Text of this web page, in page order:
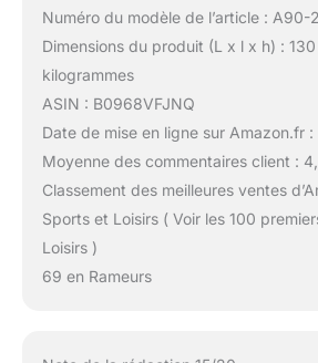
Numéro du modèle de l’article : A90-
Dimensions du produit (L x l x h) :
kilogrammes
ASIN : B0968VFJNQ
Date de mise en ligne sur Amazon.fr :
Moyenne des commentaires client :
Classement des meilleures ventes
Sports et Loisirs ( Voir les 100
Loisirs )
69 en Rameurs